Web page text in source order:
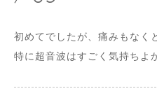
初めてでしたが、痛みもなく
特に超音波はすごく気持ちよ